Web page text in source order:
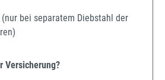
bei separatem Diebstahl der
Versicherung?